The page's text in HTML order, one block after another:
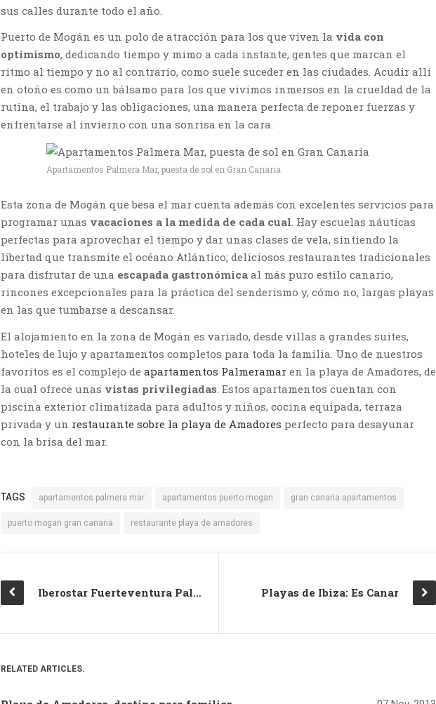
sus calles durante todo el año.
Puerto de Mogán es un polo de atracción para los que viven la vida con
optimismo, dedicando tiempo y mimo a cada instante, gentes que marcan el
ritmo al tiempo y no al contrario, como suele suceder en las ciudades. Acudir allí
en otoño es como un bálsamo para los que vivimos inmersos en la crueldad de la
rutina, el trabajo y las obligaciones, una manera perfecta de reponer fuerzas y
enfrentarse al invierno con una sonrisa en la cara.
Apartamentos Palmera Mar, puesta de sol en Gran Canaria
Esta zona de Mogán que besa el mar cuenta además con excelentes servicios para
programar unas vacaciones a la medida de cada cual. Hay escuelas náuticas
perfectas para aprovechar el tiempo y dar unas clases de vela, sintiendo la
libertad que transmite el océano Atlántico; deliciosos restaurantes tradicionales
para disfrutar de una escapada gastronómica al más puro estilo canario,
rincones excepcionales para la práctica del senderismo y, cómo no, largas playas
en las que tumbarse a descansar.
El alojamiento en la zona de Mogán es variado, desde villas a grandes suites,
hoteles de lujo y apartamentos completos para toda la familia. Uno de nuestros
favoritos es el complejo de apartamentos Palmeramar en la playa de Amadores, de
la cual ofrece unas vistas privilegiadas . Estos apartamentos cuentan con
piscina exterior climatizada para adultos y niños, cocina equipada, terraza
privada y un restaurante sobre la playa de Amadores perfecto para desayunar
con la brisa del mar.
TAGS apartamentos palmera mar apartamentos puerto mogan gran canaria apartamentos
puerto mogan gran canaria restaurante playa de amadores
Iberostar Fuerteventura Palace: el hotel romántico de Playa de Jandía Playas de Ibiza: Es Canar
RELATED ARTICLES.